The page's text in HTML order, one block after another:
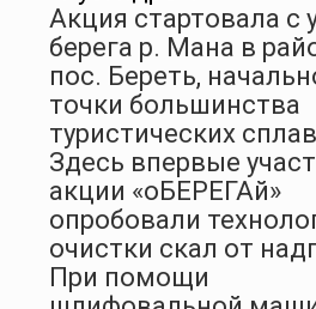
Акция стартовала с
берега р. Мана в
пос. Береть,
точки большинства
туристических
Здесь впервые
акции «оБЕРЕГАй»
опробовали
очистки скал от
При помощи